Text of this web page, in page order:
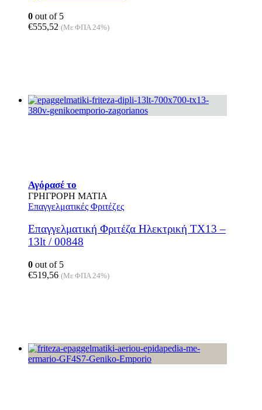
0 out of 5
€555,52 (Με ΦΠΑ 24%)
Αγόρασέ το
ΓΡΗΓΡΟΡΗ ΜΑΤΙΑ
Επαγγελματικές Φριτέζες
Επαγγελματική Φριτέζα Ηλεκτρική ΤΧ13 –
13lt / 00848
0 out of 5
€519,56 (Με ΦΠΑ 24%)